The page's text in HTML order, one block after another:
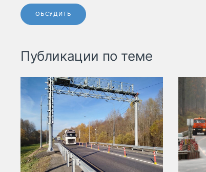
ОБСУДИТЬ
Публикации по теме